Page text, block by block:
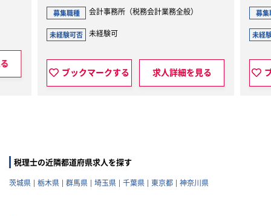
募集職種 会計事務所（税務会計業務全般）
未経験可否 未経験可
ブックマークする 求人詳細を見る
募集
未経
税理士の近隣都道府県求人を探す
茨城県 栃木県 群馬県 埼玉県 千葉県 東京都 神奈川県